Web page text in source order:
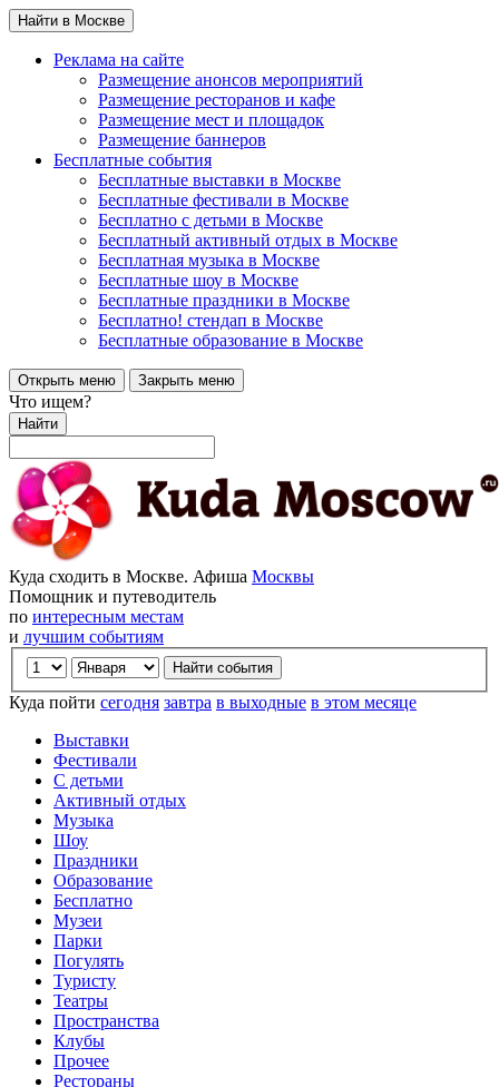
Найти в Москве
Реклама на сайте
Размещение анонсов мероприятий
Размещение ресторанов и кафе
Размещение мест и площадок
Размещение баннеров
Бесплатные события
Бесплатные выставки в Москве
Бесплатные фестивали в Москве
Бесплатно с детьми в Москве
Бесплатный активный отдых в Москве
Бесплатная музыка в Москве
Бесплатные шоу в Москве
Бесплатные праздники в Москве
Бесплатно! стендап в Москве
Бесплатные образование в Москве
Открыть меню Закрыть меню
Что ищем?
Найти
Куда сходить в Москве. Афиша Москвы
Помощник и путеводитель
по интересным местам
и лучшим событиям
Куда пойти сегодня завтра в выходные в этом месяце
Выставки
Фестивали
С детьми
Активный отдых
Музыка
Шоу
Праздники
Образование
Бесплатно
Музеи
Парки
Погулять
Туристу
Театры
Пространства
Клубы
Прочее
Рестораны